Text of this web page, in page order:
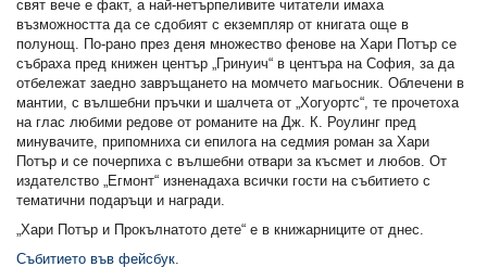
свят вече е факт, а най-нетърпеливите читатели имаха
възможността да се сдобият с екземпляр от книгата още в
полунощ. По-рано през деня множество фенове на Хари Потър се
събраха пред книжен център „Гринуич“ в центъра на София, за да
отбележат заедно завръщането на момчето магьосник. Облечени в
мантии, с вълшебни пръчки и шалчета от „Хогуортс“, те прочетоха
на глас любими редове от романите на Дж. К. Роулинг пред
минувачите, припомниха си епилога на седмия роман за Хари
Потър и се почерпиха с вълшебни отвари за късмет и любов. От
издателство „Егмонт“ изненадаха всички гости на събитието с
тематични подаръци и награди.
„Хари Потър и Прокълнатото дете“ е в книжарниците от днес.
Събитието във фейсбук.